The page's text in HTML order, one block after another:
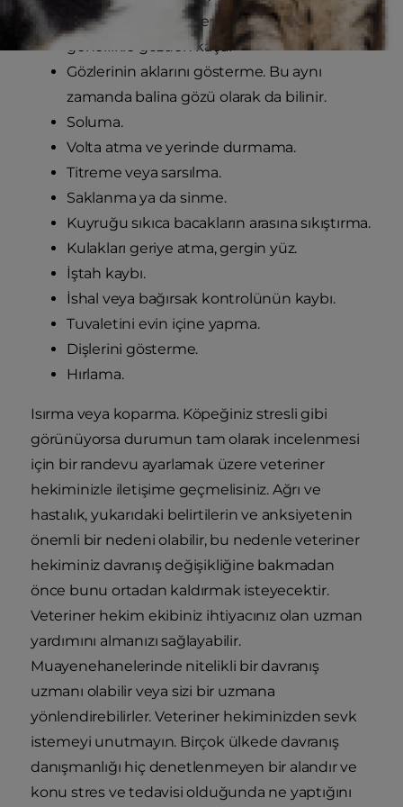
Dudak yalama. Esneme gibi, bu da
genellikle gözden kaçar
Gözlerinin aklarını gösterme. Bu aynı
zamanda balina gözü olarak da bilinir.
Soluma.
Volta atma ve yerinde durmama.
Titreme veya sarsılma.
Saklanma ya da sinme.
Kuyruğu sıkıca bacakların arasına sıkıştırma.
Kulakları geriye atma, gergin yüz.
İştah kaybı.
İshal veya bağırsak kontrolünün kaybı.
Tuvaletini evin içine yapma.
Dişlerini gösterme.
Hırlama.
Isırma veya koparma. Köpeğiniz stresli gibi
görünüyorsa durumun tam olarak incelenmesi
için bir randevu ayarlamak üzere veteriner
hekiminizle iletişime geçmelisiniz. Ağrı ve
hastalık, yukarıdaki belirtilerin ve anksiyetenin
önemli bir nedeni olabilir, bu nedenle veteriner
hekiminiz davranış değişikliğine bakmadan
önce bunu ortadan kaldırmak isteyecektir.
Veteriner hekim ekibiniz ihtiyacınız olan uzman
yardımını almanızı sağlayabilir.
Muayenehanelerinde nitelikli bir davranış
uzmanı olabilir veya sizi bir uzmana
yönlendirebilirler. Veteriner hekiminizden sevk
istemeyi unutmayın. Birçok ülkede davranış
danışmanlığı hiç denetlenmeyen bir alandır ve
konu stres ve tedavisi olduğunda ne yaptığını